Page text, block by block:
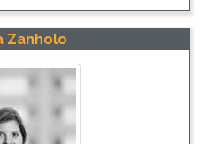
Professor da FECAP e da
em Gestão de Riscos e
Zanholo